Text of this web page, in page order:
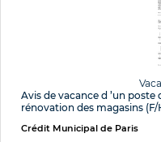
Avis de vacance d ’un
rénovation des magasins (F/
Crédit Municipal de Paris